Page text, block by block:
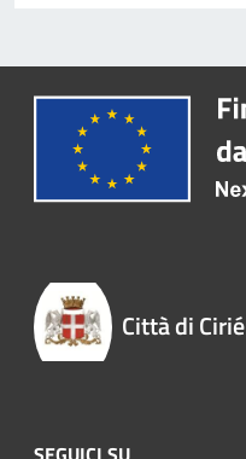
Città di Cirié